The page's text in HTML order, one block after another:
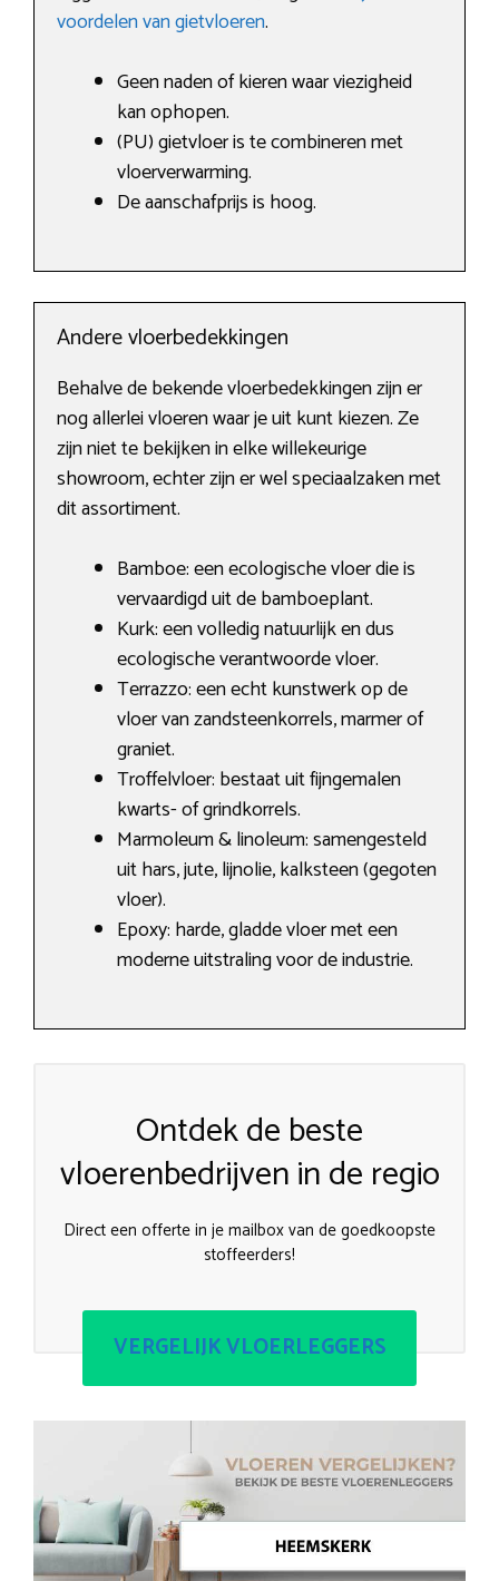
voordelen van gietvloeren.
Geen naden of kieren waar viezigheid
kan ophopen.
(PU) gietvloer is te combineren met
vloerverwarming.
De aanschafprijs is hoog.
Andere vloerbedekkingen
Behalve de bekende vloerbedekkingen zijn er
nog allerlei vloeren waar je uit kunt kiezen. Ze
zijn niet te bekijken in elke willekeurige
showroom, echter zijn er wel speciaalzaken met
dit assortiment.
Bamboe: een ecologische vloer die is
vervaardigd uit de bamboeplant.
Kurk: een volledig natuurlijk en dus
ecologische verantwoorde vloer.
Terrazzo: een echt kunstwerk op de
vloer van zandsteenkorrels, marmer of
graniet.
Troffelvloer: bestaat uit fijngemalen
kwarts- of grindkorrels.
Marmoleum & linoleum: samengesteld
uit hars, jute, lijnolie, kalksteen (gegoten
vloer).
Epoxy: harde, gladde vloer met een
moderne uitstraling voor de industrie.
Ontdek de beste
vloerenbedrijven in de regio
Direct een offerte in je mailbox van de goedkoopste
stoffeerders!
VERGELIJK VLOERLEGGERS